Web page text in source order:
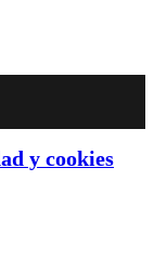
y cookies